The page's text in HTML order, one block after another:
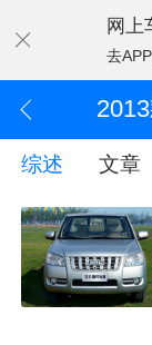
网上
去
综述 文章